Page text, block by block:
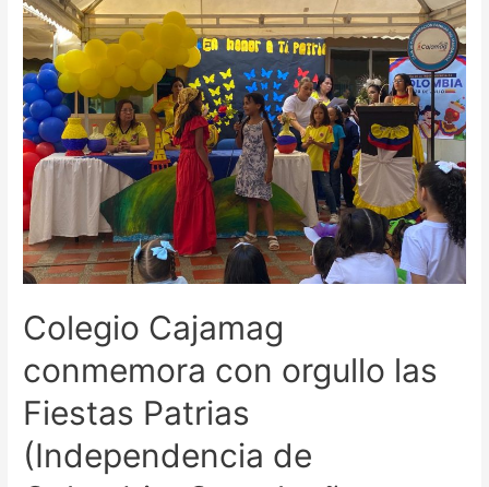
Colegio Cajamag
conmemora con orgullo las
Fiestas Patrias
(Independencia de